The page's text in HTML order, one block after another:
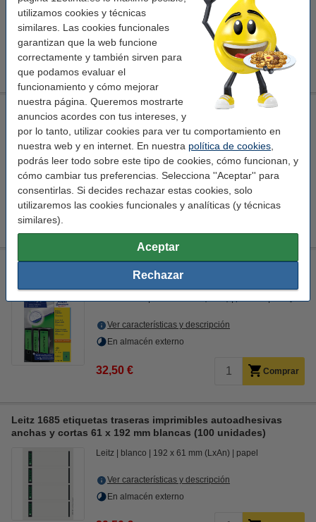
utilizamos cookies y técnicas
similares. Las cookies funcionales
garantizan que la web funcione
correctamente y también sirven para
que podamos evaluar el
funcionamiento y cómo mejorar
nuestra página. Queremos mostrarte
anuncios acordes con tus intereses, y
por lo tanto, utilizar cookies para ver tu comportamiento en
nuestra web y en internet. En nuestra política de cookies
podrás leer todo sobre este tipo de cookies, cómo funcionan, y
cómo cambiar tus preferencias. Selecciona ''Aceptar'' para
consentirlas. Si decides rechazar estas cookies, solo
utilizaremos las cookies funcionales y analíticas (y técnicas
similares).
Aceptar
Rechazar
Ver características y descripción
En almacén externo
32,95 € Comprar
Avery Zweckform L4768-20 Etiquetas para lomo de carpeta
192 x 61 mm, color verde (80 etiquetas)
archivadores 192 x 61 mm (LxAn) plantilla
Ver características y descripción
En almacén externo
Avery Zweckform L4768-100 Etiquetas para lomo de carpeta
192 x 61 mm, color verde (400 etiquetas)
Ver características y descripción
En almacén externo
32,50 € Comprar
Leitz 1685 etiquetas traseras imprimibles autoadhesivas
anchas y cortas 61 x 192 mm blancas (100 unidades)
Leitz blanco 192 x 61 mm (LxAn) papel
Ver características y descripción
En almacén externo